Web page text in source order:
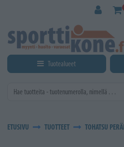
Tuotealueet
ETUSIVU TUOTTEET TOHATSU